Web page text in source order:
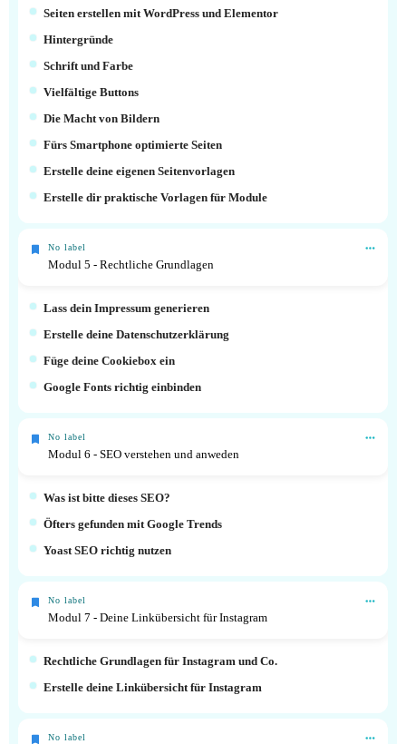
Seiten erstellen mit WordPress und Elementor
Hintergründe
Schrift und Farbe
Vielfältige Buttons
Die Macht von Bildern
Fürs Smartphone optimierte Seiten
Erstelle deine eigenen Seitenvorlagen
Erstelle dir praktische Vorlagen für Module
No label
Modul 5 - Rechtliche Grundlagen
Lass dein Impressum generieren
Erstelle deine Datenschutzerklärung
Füge deine Cookiebox ein
Google Fonts richtig einbinden
No label
Modul 6 - SEO verstehen und anweden
Was ist bitte dieses SEO?
Öfters gefunden mit Google Trends
Yoast SEO richtig nutzen
No label
Modul 7 - Deine Linkübersicht für Instagram
Rechtliche Grundlagen für Instagram und Co.
Erstelle deine Linkübersicht für Instagram
No label